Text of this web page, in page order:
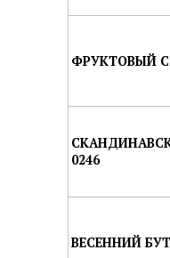
ФРУКТОВЫЙ
0246
ВЕСЕННИЙ